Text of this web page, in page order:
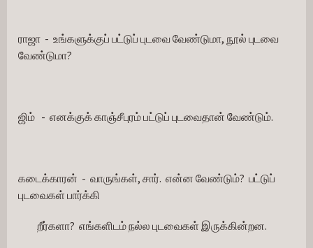
ராஜா  -  உங்களுக்குப் பட்டுப் புடவை வேண்டுமா, நூல் புடவை
வேண்டுமா?
ஜிம்   -  எனக்குக் காஞ்சீபுரம் பட்டுப் புடவைதான் வேண்டும்.
கடைக்காரன்  -  வாருங்கள், சார்.  என்ன வேண்டும்?  பட்டுப்
புடவைகள் பார்க்கி
றீர்களா?  எங்களிடம் நல்ல புடவைகள் இருக்கின்றன.